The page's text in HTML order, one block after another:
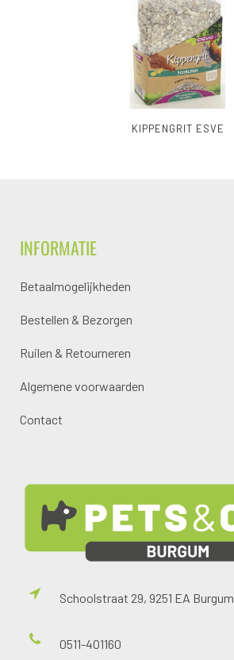
KIPPENGRIT ESVE
INFORMATIE
Betaalmogelijkheden
Bestellen & Bezorgen
Ruilen & Retourneren
Algemene voorwaarden
Contact
Schoolstraat 29, 9251 EA Burgum
0511-401160